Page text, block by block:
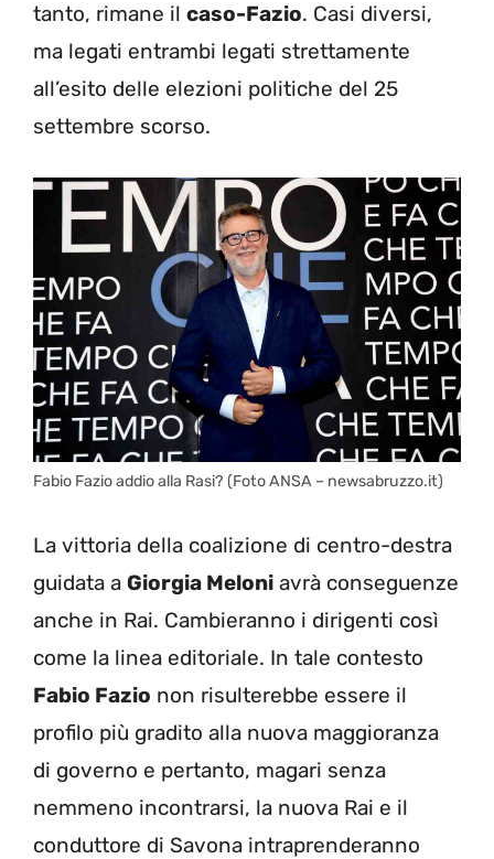
tanto, rimane il caso-Fazio. Casi diversi,
ma legati entrambi legati strettamente
all’esito delle elezioni politiche del 25
settembre scorso.
Fabio Fazio addio alla Rasi? (Foto ANSA – newsabruzzo.it)
La vittoria della coalizione di centro-destra
guidata a Giorgia Meloni avrà conseguenze
anche in Rai. Cambieranno i dirigenti così
come la linea editoriale. In tale contesto
Fabio Fazio non risulterebbe essere il
profilo più gradito alla nuova maggioranza
di governo e pertanto, magari senza
nemmeno incontrarsi, la nuova Rai e il
conduttore di Savona intraprenderanno